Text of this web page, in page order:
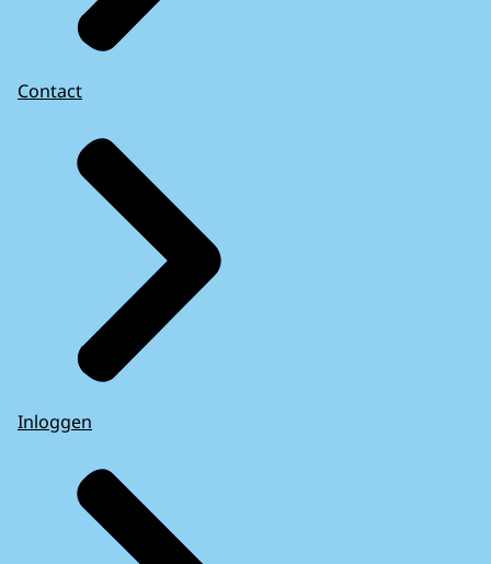
Contact
Inloggen